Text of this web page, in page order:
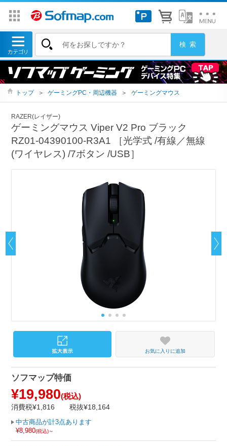
トップ ＞ ゲーミングPC・周辺機器 ＞ ゲーミングマウス
RAZER(レイザー)
ゲーミングマウス Viper V2 Pro ブラック
RZ01-04390100-R3A1 ［光学式 /有線／無線
(ワイヤレス) /7ボタン /USB］
お気に入りに追加
ソフマップ特価
¥19,980(税込)
消費税¥1,816 税抜¥18,164
中古商品が計3点あります
¥8,980(税込)～